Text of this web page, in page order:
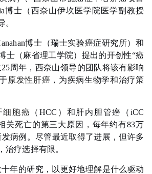
博士（西奈山伊坎医学院医学副教授
。
博士（瑞士实验癌症研究所）和
士（麻省理工学院）提出的开创性“癌
周年，西奈山领导的团队将该有影响
原发性肝癌 ，为疾病生物学和治疗策
细胞癌 （HCC）和肝内胆管癌（iCC
关死亡的第三大原因，每年约有83万
病例。尽管最近取得了进展，但许多
，治疗选择有限。
年的研究，以更好地理解是什么驱动